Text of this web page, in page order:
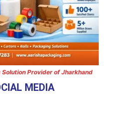
Provider of Jharkhand
MEDIA